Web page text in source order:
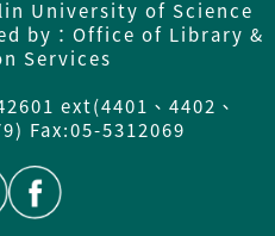
University of Science
by：Office of Library &
Services
ext(4401、4402、
Fax:05-5312069